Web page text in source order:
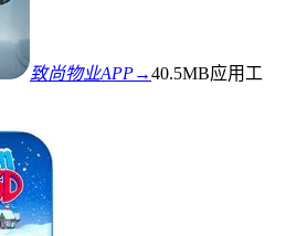
致尚物业APP→40.5MB应用工